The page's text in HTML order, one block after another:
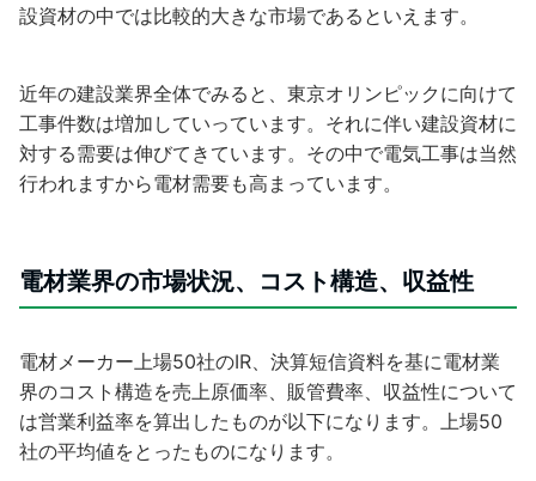
設資材の中では比較的大きな市場であるといえます。
近年の建設業界全体でみると、東京オリンピックに向けて
工事件数は増加していっています。それに伴い建設資材に
対する需要は伸びてきています。その中で電気工事は当然
行われますから電材需要も高まっています。
電材業界の市場状況、コスト構造、収益性
電材メーカー上場50社のIR、決算短信資料を基に電材業
界のコスト構造を売上原価率、販管費率、収益性について
は営業利益率を算出したものが以下になります。上場50
社の平均値をとったものになります。